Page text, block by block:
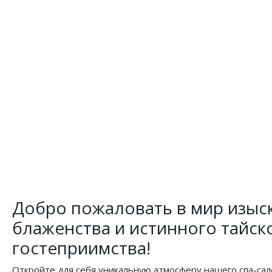
Добро пожаловать в мир
блаженства и истинного
гостеприимства!
Откройте для себя уникальную атмосферу нашего спа-